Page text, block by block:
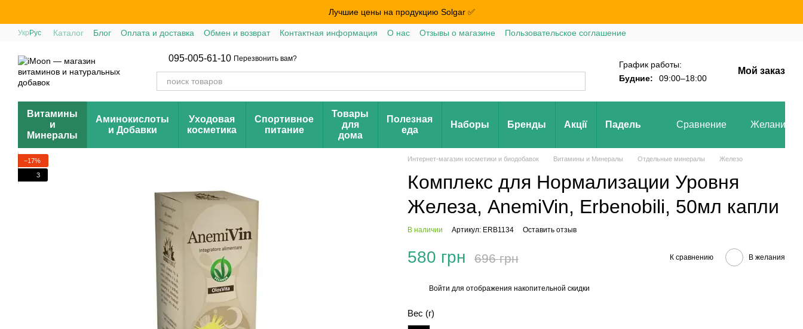
Лучшие цены на продукцию Solgar ✅
Укр Рус Каталог Блог Оплата и доставка Обмен и возврат Контактная информация О нас Отзывы о магазине Пользовательское соглашение
095-005-61-10 Перезвонить вам?
График работы:
Будние:
09:00–18:00
Мой заказ
Витамины
и
Минералы
Аминокислоты
и Добавки
Уходовая
косметика
Спортивное
питание
Товары
для
дома
Полезная
еда
Наборы Бренды Акції Падель Сравнение Желания
−17%
3
Интернет-магазин косметики и биодобавок Витамины и Минералы Отдельные минералы Железо
Комплекс для Нормализации Уровня
Железа, AnemiVin, Erbenobili, 50мл капли
В наличии Артикул: ERB1134 Оставить отзыв
580 грн 696 грн К сравнению В желания
Войти для отображения накопительной скидки
Вес (г)